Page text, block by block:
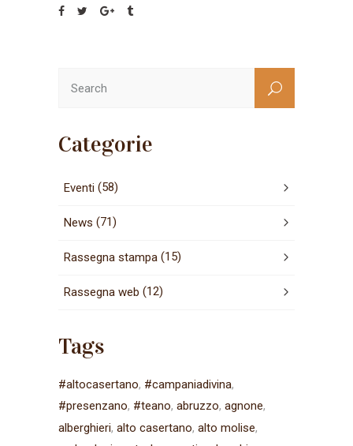
Categorie
Eventi (58)
News (71)
Rassegna stampa (15)
Rassegna web (12)
Tags
#altocasertano #campaniadivina
#presenzano #teano abruzzo agnone
alberghieri alto casertano alto molise